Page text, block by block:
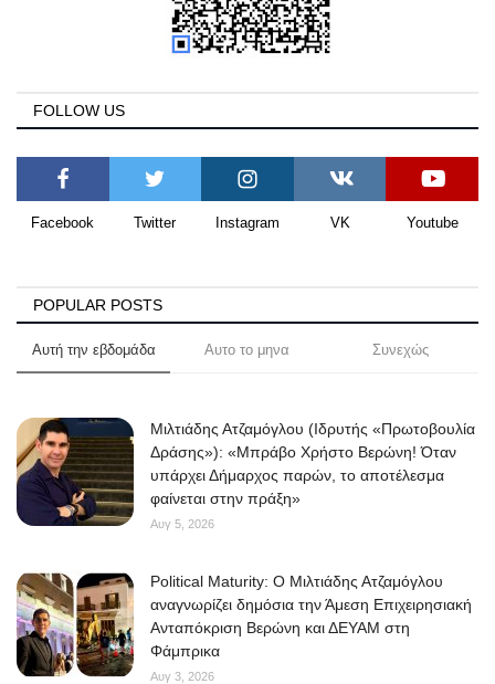
FOLLOW US
Facebook Twitter Instagram VK Youtube
POPULAR POSTS
Αυτή την εβδομάδα Αυτο το μηνα Συνεχώς
Μιλτιάδης Ατζαμόγλου (Ιδρυτής «Πρωτοβουλία
Δράσης»): «Μπράβο Χρήστο Βερώνη! Όταν
υπάρχει Δήμαρχος παρών, το αποτέλεσμα
φαίνεται στην πράξη»
Αυγ 5, 2026
Political Maturity: Ο Μιλτιάδης Ατζαμόγλου
αναγνωρίζει δημόσια την Άμεση Επιχειρησιακή
Ανταπόκριση Βερώνη και ΔΕΥΑΜ στη
Φάμπρικα
Αυγ 3, 2026